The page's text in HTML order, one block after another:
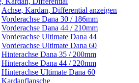
Achse, Kardan, Differential anzeigen
Vorderachse Dana 30 / 186mm
Vorderachse Dana 44 / 210mm
Vorderachse Ultimate Dana 44
Vorderachse Ultimate Dana 60
Hinterachse Dana 35 / 200mm
Hinterachse Dana 44 / 220mm
Hinterachse Ultimate Dana 60
Kardanflansche